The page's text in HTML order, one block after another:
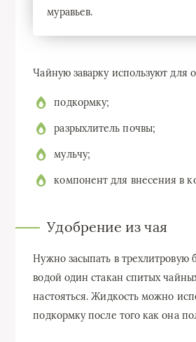
муравьев.
Чайную заварку используют для
подкормку;
разрыхлитель почвы;
мульчу;
компонент для внесения в
Удобрение из чая
Нужно засыпать в трехлитровую
водой один стакан спитых
настояться. Жидкость можно
подкормку после того как она